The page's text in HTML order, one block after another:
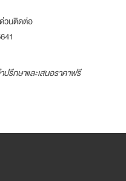
วนติดต่อ
ปรึกษาและเสนอราคาฟรี